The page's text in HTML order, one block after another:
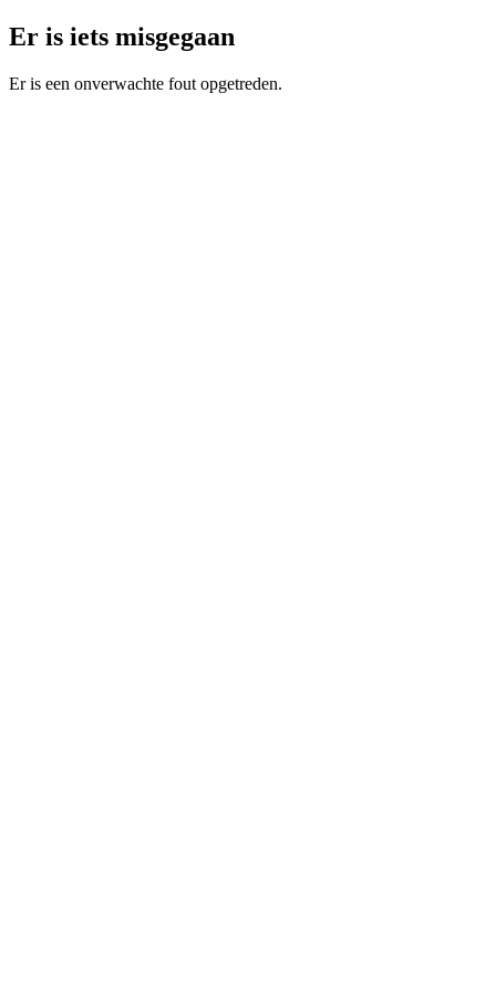
Er is iets misgegaan
Er is een onverwachte fout opgetreden.